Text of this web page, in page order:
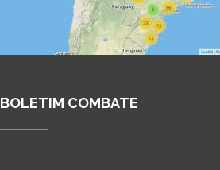
BOLETIM COMBATE